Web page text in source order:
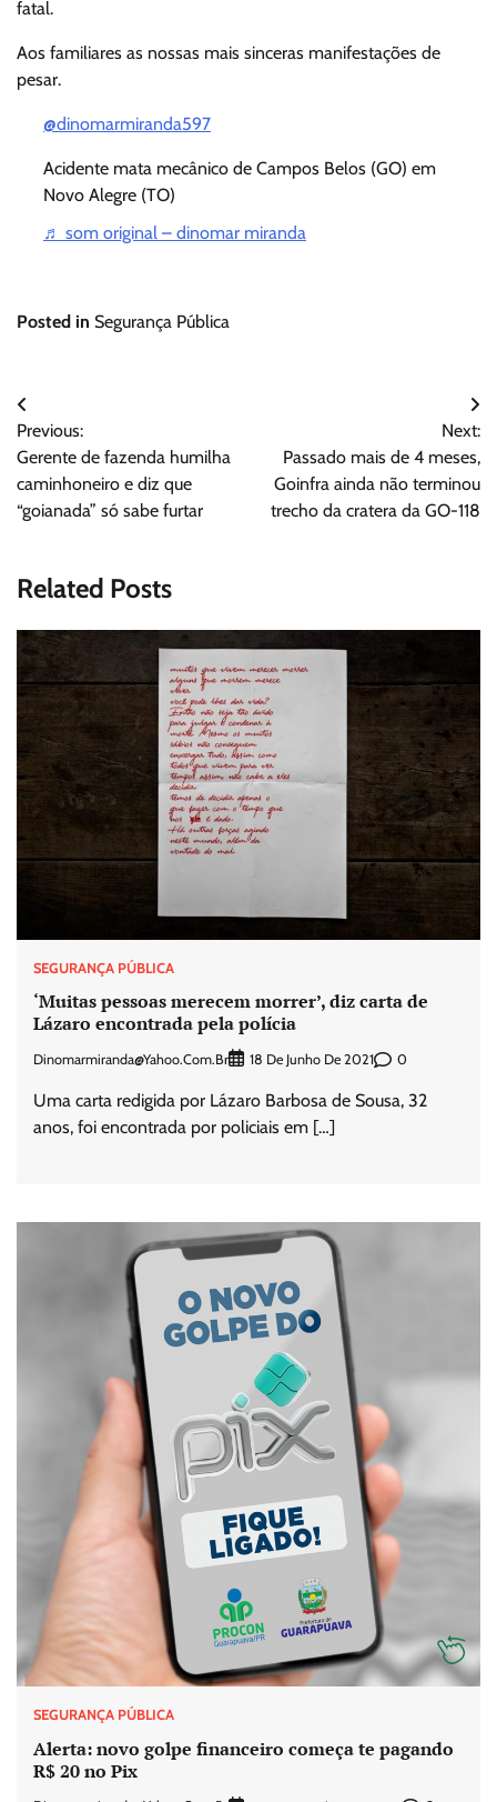
fatal.
Aos familiares as nossas mais sinceras manifestações de
pesar.
@dinomarmiranda597
Acidente mata mecânico de Campos Belos (GO) em
Novo Alegre (TO)
♬ som original – dinomar miranda
Posted in Segurança Pública
Navegação
de
Post
Previous:
Gerente de fazenda humilha
caminhoneiro e diz que
“goianada” só sabe furtar
Next:
Passado mais de 4 meses,
Goinfra ainda não terminou
trecho da cratera da GO-118
Related Posts
SEGURANÇA PÚBLICA
‘Muitas pessoas merecem morrer’, diz carta de
Lázaro encontrada pela polícia
Dinomarmiranda@yahoo.com.br 18 De Junho De 2021 0
Uma carta redigida por Lázaro Barbosa de Sousa, 32
anos, foi encontrada por policiais em […]
SEGURANÇA PÚBLICA
Alerta: novo golpe financeiro começa te pagando
R$ 20 no Pix